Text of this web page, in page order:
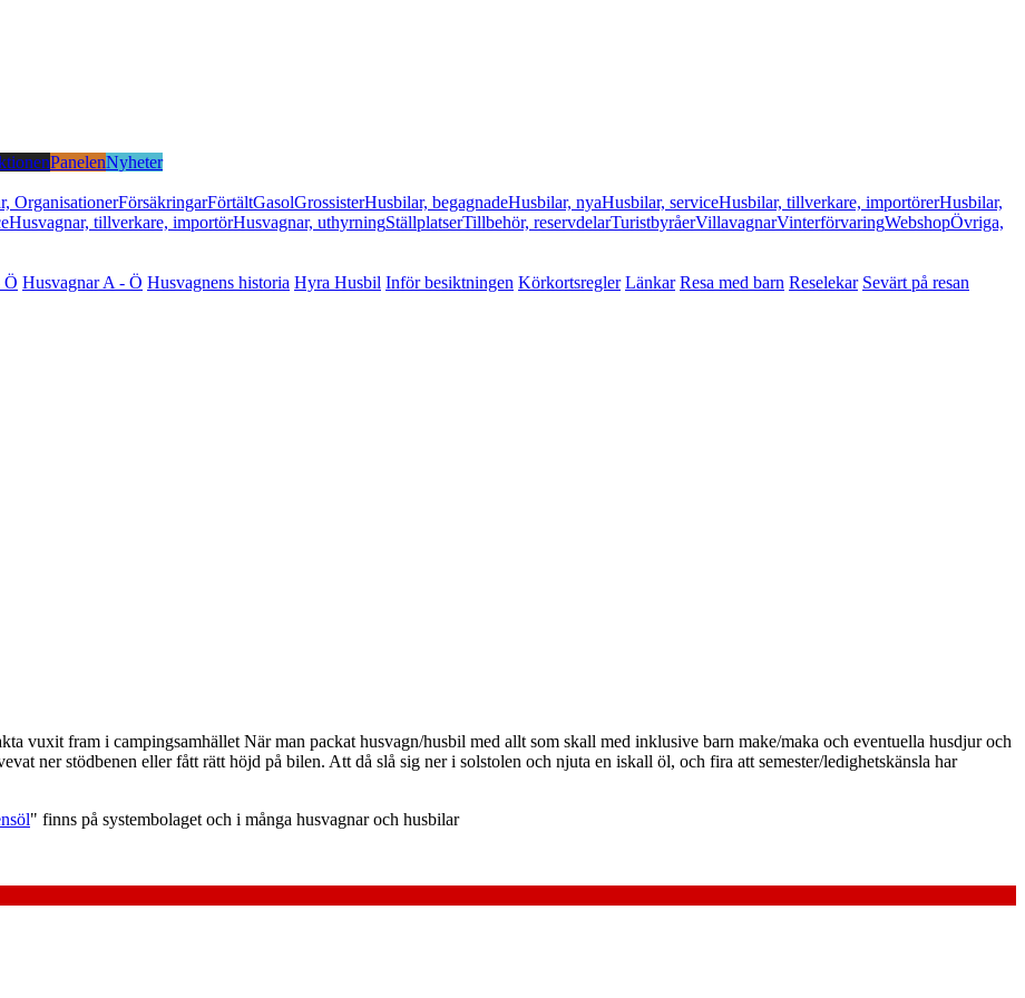
PanelenNyheter
OrganisationerFörsäkringarFörtältGasolGrossisterHusbilar, begagnadeHusbilar, nyaHusbilar, serviceHusbilar, tillverkare, importörerHusbilar,
Husvagnar, tillverkare, importörHusvagnar, uthyrningStällplatserTillbehör, reservdelarTuristbyråerVillavagnarVinterförvaringWebshopÖvriga,
Ö Husvagnar A - Ö Husvagnens historia Hyra Husbil Inför besiktningen Körkortsregler Länkar Resa med barn Reselekar Sevärt på resan
vuxit fram i campingsamhället När man packat husvagn/husbil med allt som skall med inklusive barn make/maka och eventuella husdjur och
ner stödbenen eller fått rätt höjd på bilen. Att då slå sig ner i solstolen och njuta en iskall öl, och fira att semester/ledighetskänsla har
" finns på systembolaget och i många husvagnar och husbilar